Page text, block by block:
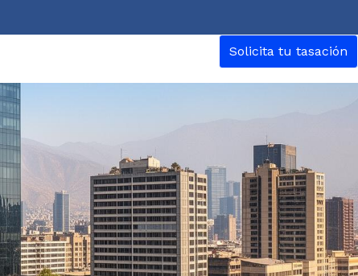
Solicita tu tasación